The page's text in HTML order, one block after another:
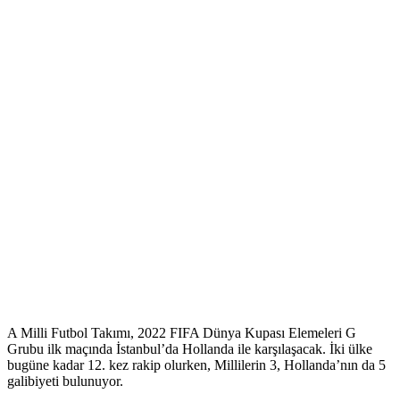
A Milli Futbol Takımı, 2022 FIFA Dünya Kupası Elemeleri G
Grubu ilk maçında İstanbul’da Hollanda ile karşılaşacak. İki ülke
bugüne kadar 12. kez rakip olurken, Millilerin 3, Hollanda’nın da 5
galibiyeti bulunuyor.